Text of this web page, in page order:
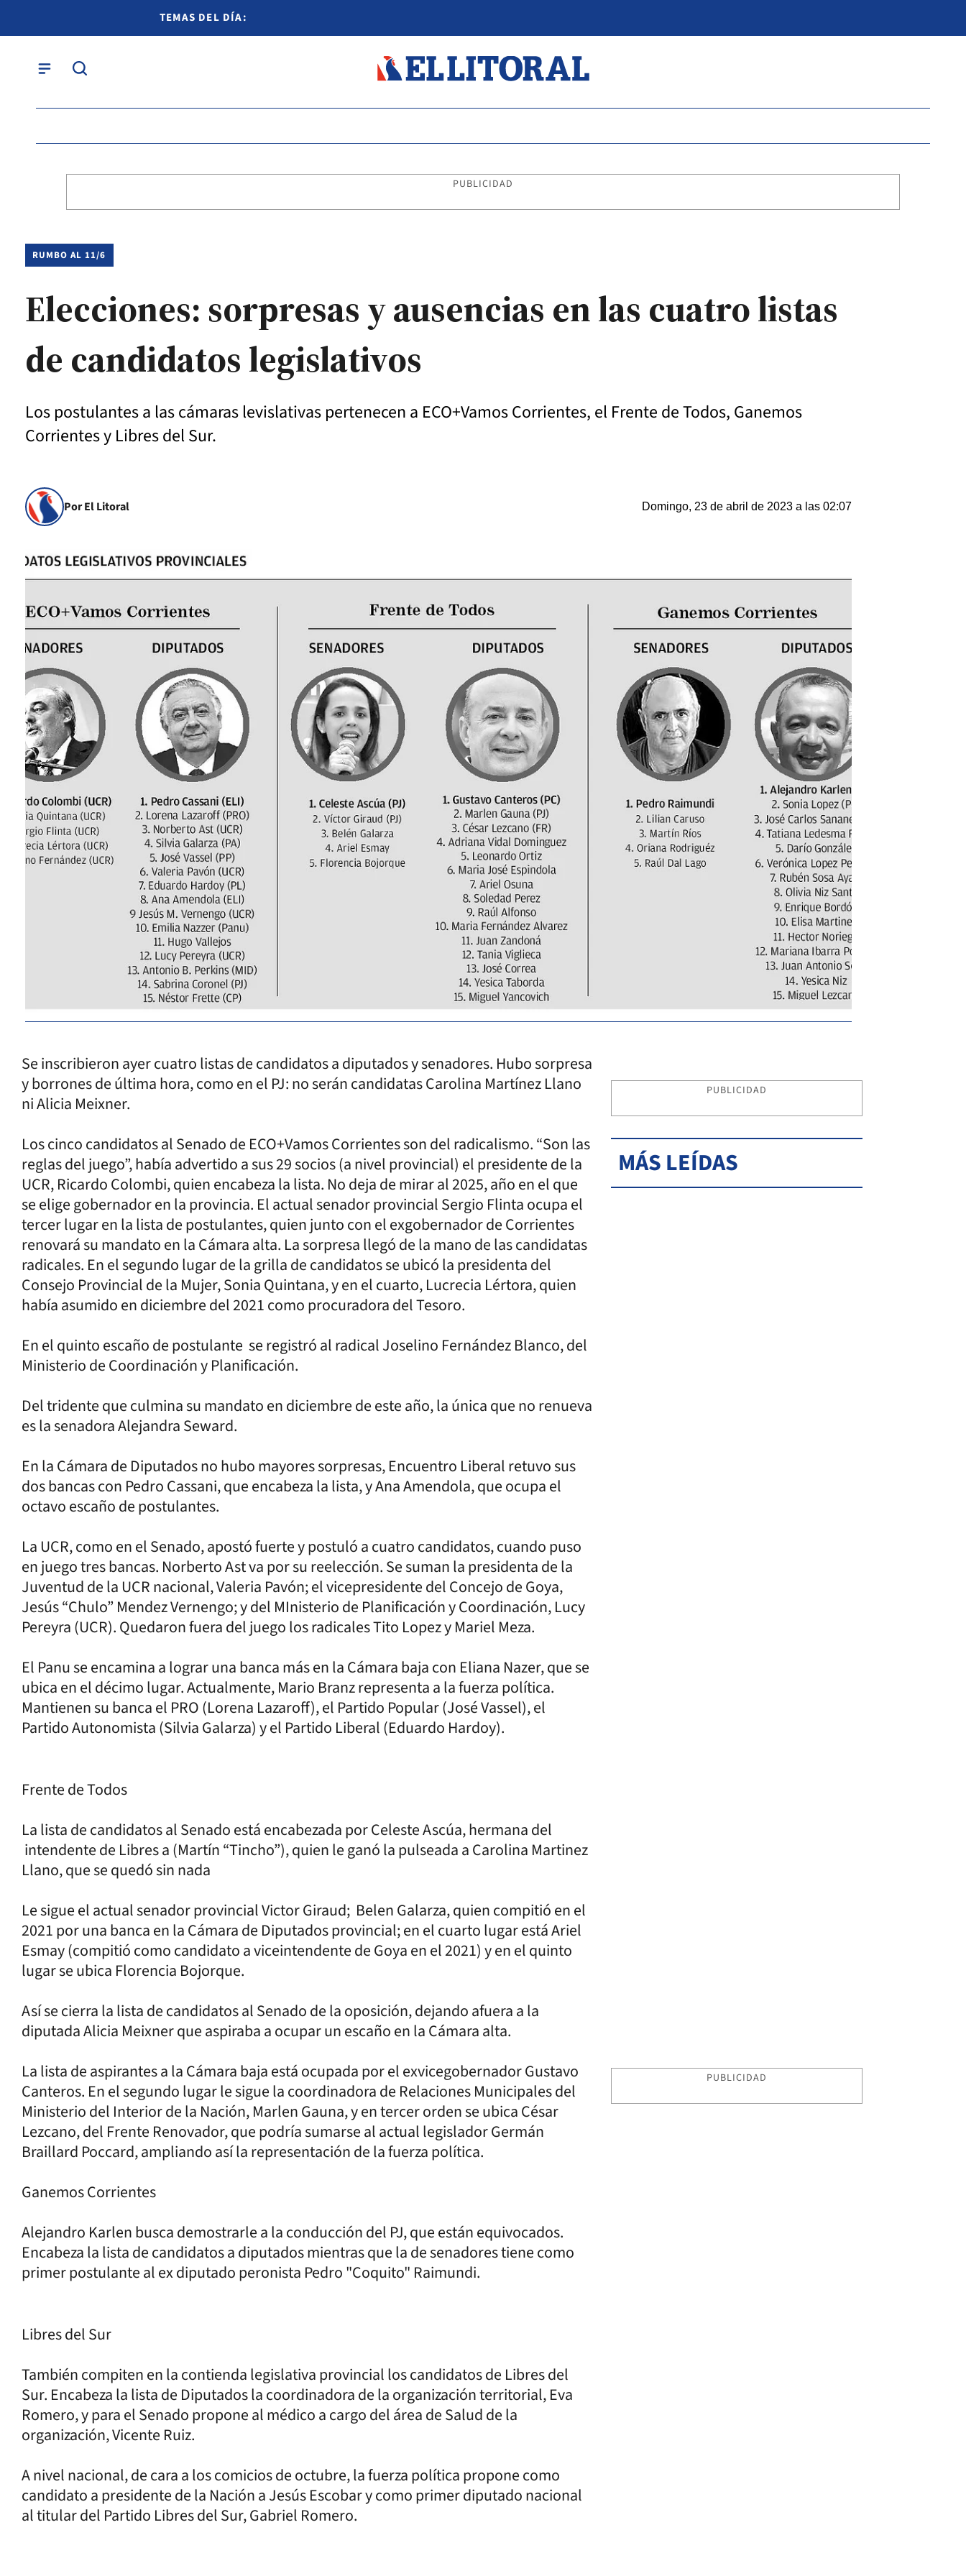
TEMAS DEL DÍA:
PUBLICIDAD
RUMBO AL 11/6
Elecciones: sorpresas y ausencias en las cuatro listas
de candidatos legislativos
Los postulantes a las cámaras levislativas pertenecen a ECO+Vamos Corrientes, el Frente de Todos, Ganemos
Corrientes y Libres del Sur.
Por El Litoral Domingo, 23 de abril de 2023 a las 02:07
Se inscribieron ayer cuatro listas de candidatos a diputados y senadores. Hubo sorpresa
y borrones de última hora, como en el PJ: no serán candidatas Carolina Martínez Llano
ni Alicia Meixner.
Los cinco candidatos al Senado de ECO+Vamos Corrientes son del radicalismo. “Son las
reglas del juego”, había advertido a sus 29 socios (a nivel provincial) el presidente de la
UCR, Ricardo Colombi, quien encabeza la lista. No deja de mirar al 2025, año en el que
se elige gobernador en la provincia. El actual senador provincial Sergio Flinta ocupa el
tercer lugar en la lista de postulantes, quien junto con el exgobernador de Corrientes
renovará su mandato en la Cámara alta. La sorpresa llegó de la mano de las candidatas
radicales. En el segundo lugar de la grilla de candidatos se ubicó la presidenta del
Consejo Provincial de la Mujer, Sonia Quintana, y en el cuarto, Lucrecia Lértora, quien
había asumido en diciembre del 2021 como procuradora del Tesoro.
En el quinto escaño de postulante se registró al radical Joselino Fernández Blanco, del
Ministerio de Coordinación y Planificación.
Del tridente que culmina su mandato en diciembre de este año, la única que no renueva
es la senadora Alejandra Seward.
En la Cámara de Diputados no hubo mayores sorpresas, Encuentro Liberal retuvo sus
dos bancas con Pedro Cassani, que encabeza la lista, y Ana Amendola, que ocupa el
octavo escaño de postulantes.
La UCR, como en el Senado, apostó fuerte y postuló a cuatro candidatos, cuando puso
en juego tres bancas. Norberto Ast va por su reelección. Se suman la presidenta de la
Juventud de la UCR nacional, Valeria Pavón; el vicepresidente del Concejo de Goya,
Jesús “Chulo” Mendez Vernengo; y del MInisterio de Planificación y Coordinación, Lucy
Pereyra (UCR). Quedaron fuera del juego los radicales Tito Lopez y Mariel Meza.
El Panu se encamina a lograr una banca más en la Cámara baja con Eliana Nazer, que se
ubica en el décimo lugar. Actualmente, Mario Branz representa a la fuerza política.
Mantienen su banca el PRO (Lorena Lazaroff), el Partido Popular (José Vassel), el
Partido Autonomista (Silvia Galarza) y el Partido Liberal (Eduardo Hardoy).
Frente de Todos
La lista de candidatos al Senado está encabezada por Celeste Ascúa, hermana del
intendente de Libres a (Martín “Tincho”), quien le ganó la pulseada a Carolina Martinez
Llano, que se quedó sin nada
Le sigue el actual senador provincial Victor Giraud; Belen Galarza, quien compitió en el
2021 por una banca en la Cámara de Diputados provincial; en el cuarto lugar está Ariel
Esmay (compitió como candidato a viceintendente de Goya en el 2021) y en el quinto
lugar se ubica Florencia Bojorque.
Así se cierra la lista de candidatos al Senado de la oposición, dejando afuera a la
diputada Alicia Meixner que aspiraba a ocupar un escaño en la Cámara alta.
La lista de aspirantes a la Cámara baja está ocupada por el exvicegobernador Gustavo
Canteros. En el segundo lugar le sigue la coordinadora de Relaciones Municipales del
Ministerio del Interior de la Nación, Marlen Gauna, y en tercer orden se ubica César
Lezcano, del Frente Renovador, que podría sumarse al actual legislador Germán
Braillard Poccard, ampliando así la representación de la fuerza política.
Ganemos Corrientes
Alejandro Karlen busca demostrarle a la conducción del PJ, que están equivocados.
Encabeza la lista de candidatos a diputados mientras que la de senadores tiene como
primer postulante al ex diputado peronista Pedro "Coquito" Raimundi.
Libres del Sur
También compiten en la contienda legislativa provincial los candidatos de Libres del
Sur. Encabeza la lista de Diputados la coordinadora de la organización territorial, Eva
Romero, y para el Senado propone al médico a cargo del área de Salud de la
organización, Vicente Ruiz.
A nivel nacional, de cara a los comicios de octubre, la fuerza política propone como
candidato a presidente de la Nación a Jesús Escobar y como primer diputado nacional
al titular del Partido Libres del Sur, Gabriel Romero.
PUBLICIDAD
MÁS LEÍDAS
PUBLICIDAD